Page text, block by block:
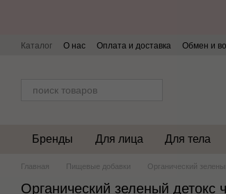
Каталог О нас Оплата и доставка Обмен и
Бренды Для лица Для тела
Главная Пищевые добавки Органический
Органический зеленый